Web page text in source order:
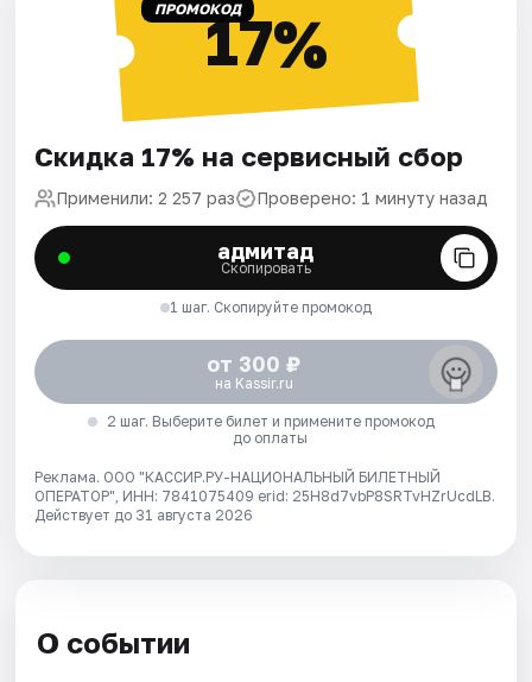
ПРОМОКОД17%
Скидка 17% на сервисный сбор
Применили: 2 257 раз Проверено: 1 минуту назад
адмитад
Скопировать
1 шаг. Скопируйте промокод
от 300 ₽
на Kassir.ru
2 шаг. Выберите билет и примените промокод
до оплаты
Реклама. ООО "КАССИР.РУ-НАЦИОНАЛЬНЫЙ БИЛЕТНЫЙ
ОПЕРАТОР", ИНН: 7841075409 erid: 25H8d7vbP8SRTvHZrUcdLB.
Действует до 31 августа 2026
О событии